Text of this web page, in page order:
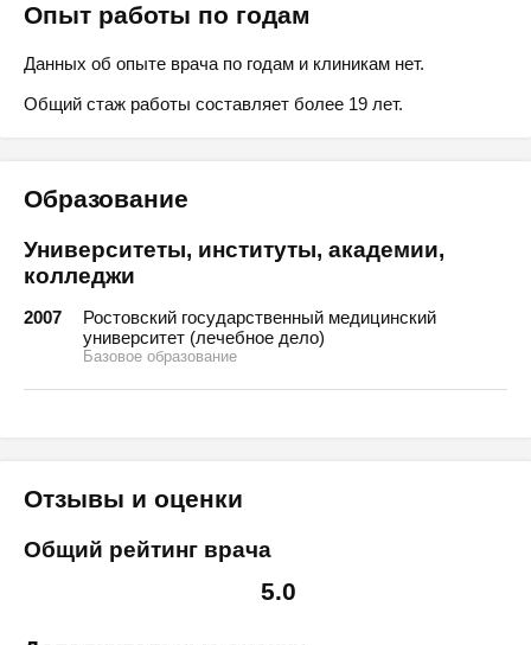
Опыт работы по годам
Данных об опыте врача по годам и клиникам нет.
Общий стаж работы составляет более 19 лет.
Образование
Университеты, институты, академии,
колледжи
2007
Ростовский государственный медицинский
университет (лечебное дело)
Базовое образование
Отзывы и оценки
Общий рейтинг врача
5.0